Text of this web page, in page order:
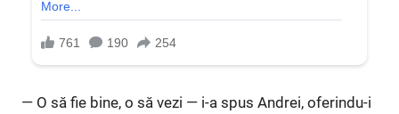
— O să fie bine, o să vezi — i-a spus Andrei, oferindu-i